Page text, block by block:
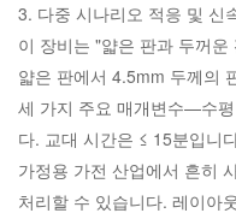
3. 다중 시나리오 적응 및 신
이 장비는 "얇은 판과 두꺼
얇은 판에서 4.5mm 두께의
세 가지 주요 매개변수—수
다. 교대 시간은 ≤ 15분입니
가정용 가전 산업에서 흔히
처리할 수 있습니다. 레이아